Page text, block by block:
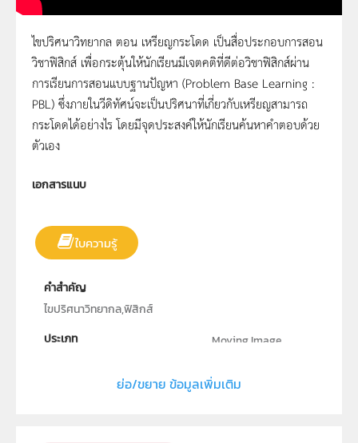
30 เหรียญกระโดด
ไขปริศนาวิทยากล ตอน เหรียญกระโดด เป็นสื่อประกอบการสอน
วิชาฟิสิกส์ เพื่อกระตุ้นให้นักเรียนมีเจตคติที่ดีต่อวิชาฟิสิกส์ผ่าน
การเรียนการสอนแบบฐานปัญหา (Problem Base Learning :
PBL) ซึ่งภายในวีดิทัศน์จะเป็นปริศนาที่เกี่ยวกับเหรียญสามารถ
กระโดดได้อย่างไร โดยมีจุดประสงค์ให้นักเรียนค้นหาคำตอบด้วย
ตัวเอง
เอกสารแนบ
ใบความรู้
คำสำคัญ
ไขปริศนาวิทยากล,ฟิสิกส์
ประเภท
Moving Image
สถาบันส่งเสริมการสอนวิทยาศาสตร์และเทคโนโลยี (สสวท.)
ย่อ/ขยาย ข้อมูลเพิ่มเติม